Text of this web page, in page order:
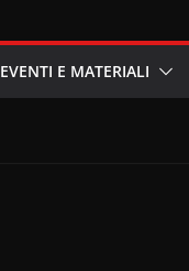
EVENTI E MATERIALI